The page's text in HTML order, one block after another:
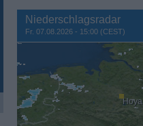
Niederschlagsradar
Fr. 07.08.2026 - 15:00 (CEST)
Hoya